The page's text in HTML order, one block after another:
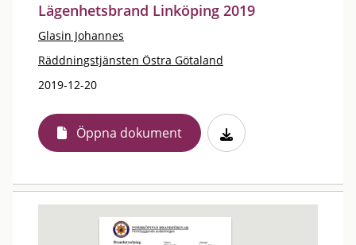
Lägenhetsbrand Linköping 2019
Glasin Johannes
Räddningstjänsten Östra Götaland
2019-12-20
Öppna dokument